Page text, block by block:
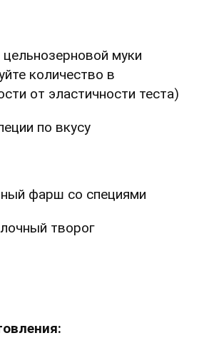
цельнозерновой муки
количество в
от эластичности теста)
по вкусу
фарш со специями
творог